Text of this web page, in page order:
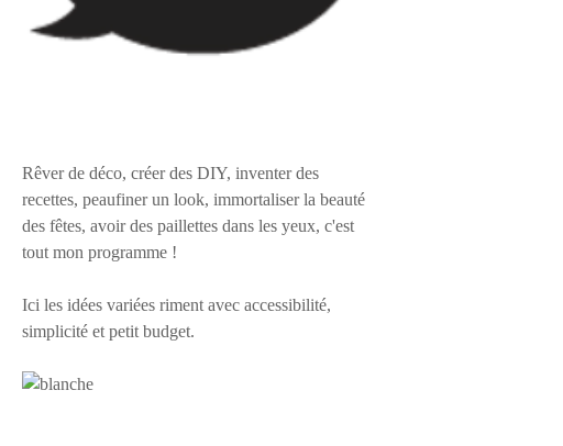
Rêver de déco, créer des DIY, inventer des
recettes, peaufiner un look, immortaliser la beauté
des fêtes, avoir des paillettes dans les yeux, c'est
tout mon programme !
Ici les idées variées riment avec accessibilité,
simplicité et petit budget.